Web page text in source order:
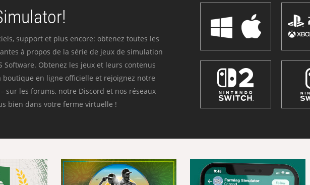
support et plus encore: obtenez toutes les
à propos de la série de jeux de simulation
Software. Obtenez les jeux et leurs contenus
en ligne officielle et rejoignez notre
sur les forums, notre Discord et nos réseaux
bien dans votre ferme virtuelle !